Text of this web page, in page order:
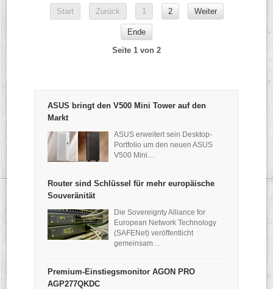
Start Zurück 1 2 Weiter
Ende
Seite 1 von 2
ASUS bringt den V500 Mini Tower auf den
Markt
ASUS erweitert sein Desktop-
Portfolio um den neuen ASUS
V500 Mini…
Router sind Schlüssel für mehr europäische
Souveränität
Die Sovereignty Alliance for
European Network Technology
(SAFENet) veröffentlicht
gemeinsam…
Premium-Einstiegsmonitor AGON PRO
AGP277QKDC